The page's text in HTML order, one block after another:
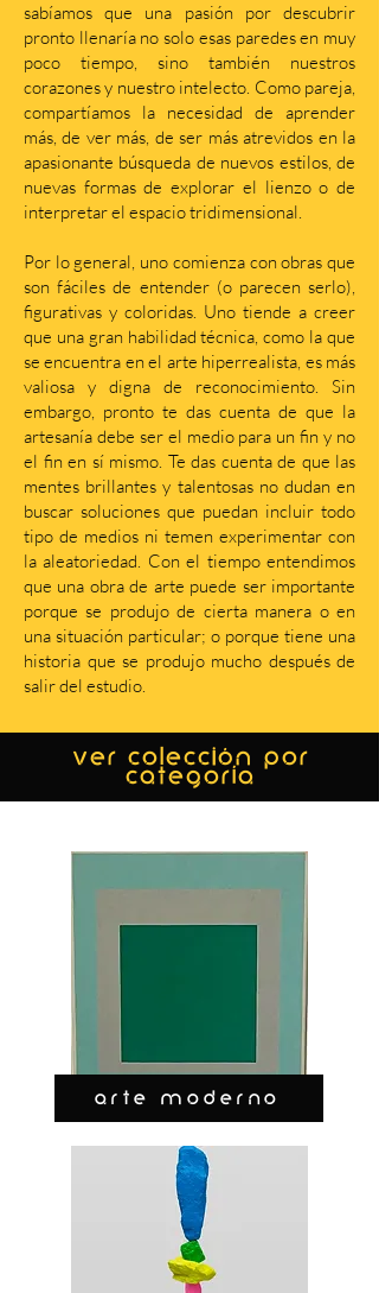
sabíamos que una pasión por descubrir
pronto llenaría no solo esas paredes en muy
poco tiempo, sino también nuestros
corazones y nuestro intelecto. Como pareja,
compartíamos la necesidad de aprender
más, de ver más, de ser más atrevidos en la
apasionante búsqueda de nuevos estilos, de
nuevas formas de explorar el lienzo o de
interpretar el espacio tridimensional.
Por lo general, uno comienza con obras que
son fáciles de entender (o parecen serlo),
figurativas y coloridas. Uno tiende a creer
que una gran habilidad técnica, como la que
se encuentra en el arte hiperrealista, es más
valiosa y digna de reconocimiento. Sin
embargo, pronto te das cuenta de que la
artesanía debe ser el medio para un fin y no
el fin en sí mismo. Te das cuenta de que las
mentes brillantes y talentosas no dudan en
buscar soluciones que puedan incluir todo
tipo de medios ni temen experimentar con
la aleatoriedad. Con el tiempo entendimos
que una obra de arte puede ser importante
porque se produjo de cierta manera o en
una situación particular; o porque tiene una
historia que se produjo mucho después de
salir del estudio.
ver colección por
categoría
ARTE MODERNO